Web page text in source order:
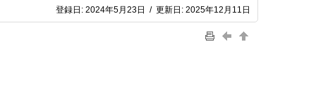
登録日: 2024年5月23日 / 更新日: 2025年12月11日